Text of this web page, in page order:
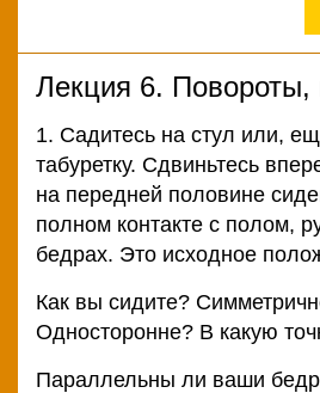
Лекция 6.
1. Садитесь на стул или,
табуретку. Сдвиньтесь
на передней половине
полном контакте с полом,
бедрах. Это исходное
Как вы сидите?
Односторонне? В какую
Параллельны ли ваши